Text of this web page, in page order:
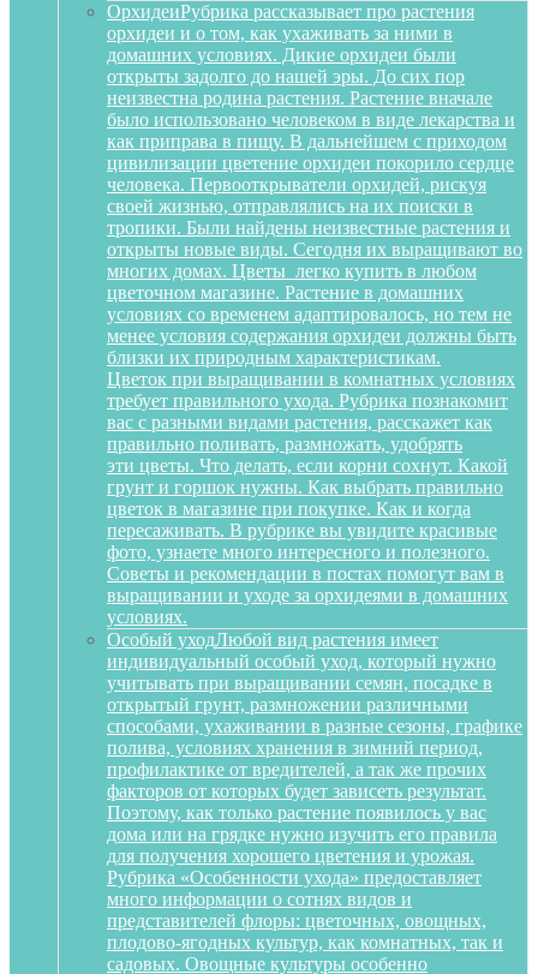
ОрхидеиРубрика рассказывает про растения
орхидеи и о том, как ухаживать за ними в
домашних условиях. Дикие орхидеи были
открыты задолго до нашей эры. До сих пор
неизвестна родина растения. Растение вначале
было использовано человеком в виде лекарства и
как приправа в пищу. В дальнейшем с приходом
цивилизации цветение орхидеи покорило сердце
человека. Первооткрыватели орхидей, рискуя
своей жизнью, отправлялись на их поиски в
тропики. Были найдены неизвестные растения и
открыты новые виды. Сегодня их выращивают во
многих домах. Цветы легко купить в любом
цветочном магазине. Растение в домашних
условиях со временем адаптировалось, но тем не
менее условия содержания орхидеи должны быть
близки их природным характеристикам.
Цветок при выращивании в комнатных условиях
требует правильного ухода. Рубрика познакомит
вас с разными видами растения, расскажет как
правильно поливать, размножать, удобрять
эти цветы. Что делать, если корни сохнут. Какой
грунт и горшок нужны. Как выбрать правильно
цветок в магазине при покупке. Как и когда
пересаживать. В рубрике вы увидите красивые
фото, узнаете много интересного и полезного.
Советы и рекомендации в постах помогут вам в
выращивании и уходе за орхидеями в домашних
условиях.
Особый уходЛюбой вид растения имеет
индивидуальный особый уход, который нужно
учитывать при выращивании семян, посадке в
открытый грунт, размножении различными
способами, ухаживании в разные сезоны, графике
полива, условиях хранения в зимний период,
профилактике от вредителей, а так же прочих
факторов от которых будет зависеть результат.
Поэтому, как только растение появилось у вас
дома или на грядке нужно изучить его правила
для получения хорошего цветения и урожая.
Рубрика «Особенности ухода» предоставляет
много информации о сотнях видов и
представителей флоры: цветочных, овощных,
плодово-ягодных культур, как комнатных, так и
садовых. Овощные культуры особенно